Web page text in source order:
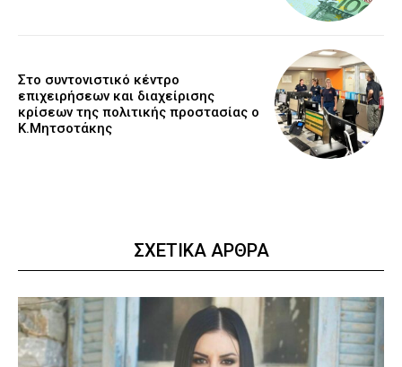
Στο συντονιστικό κέντρο
επιχειρήσεων και διαχείρισης
κρίσεων της πολιτικής προστασίας ο
Κ.Μητσοτάκης
ΣΧΕΤΙΚΑ ΑΡΘΡΑ